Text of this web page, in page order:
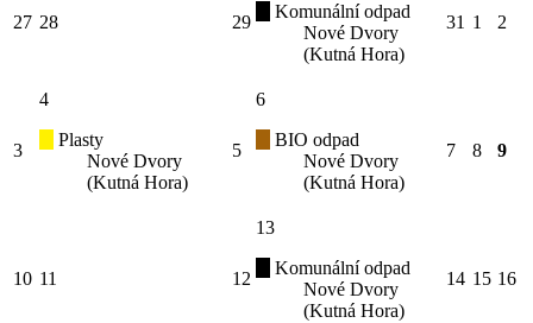
27 28 29
Komunální odpad
Nové Dvory
(Kutná Hora)
31 1 2
3
4
Plasty
Nové Dvory
(Kutná Hora)
5
6
BIO odpad
Nové Dvory
(Kutná Hora)
7 8 9
10 11 12
13
Komunální odpad
Nové Dvory
(Kutná Hora)
14 15 16